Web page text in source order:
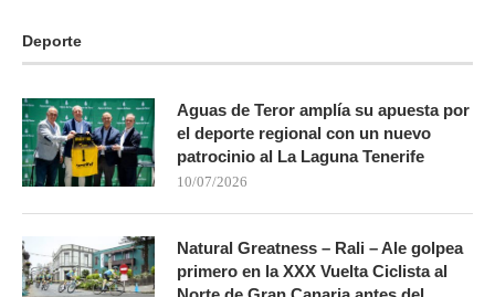
Deporte
Aguas de Teror amplía su apuesta por
el deporte regional con un nuevo
patrocinio al La Laguna Tenerife
10/07/2026
Natural Greatness – Rali – Ale golpea
primero en la XXX Vuelta Ciclista al